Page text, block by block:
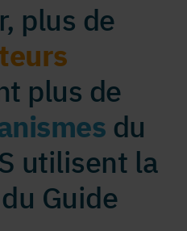
plus de
plus de
du
utilisent la
Guide